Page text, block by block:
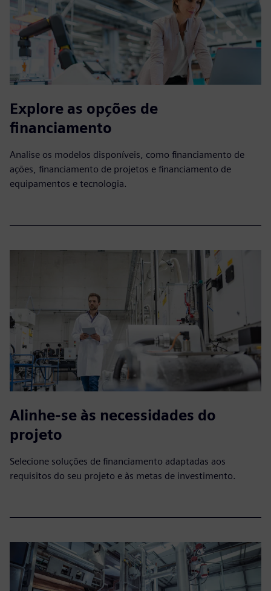
Explore as opções de
financiamento
Analise os modelos disponíveis, como financiamento de
ações, financiamento de projetos e financiamento de
equipamentos e tecnologia.
Alinhe-se às necessidades do
projeto
Selecione soluções de financiamento adaptadas aos
requisitos do seu projeto e às metas de investimento.